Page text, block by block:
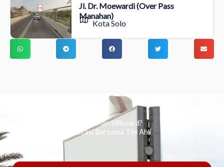
Jl. Dr. Moewardi (Over Pass
Manahan)
Kota Solo
Ingin tahu tentang periklanan billboard?
Kami Berikan Konsultasi Bersama Tim Ahli